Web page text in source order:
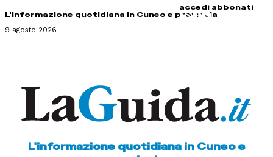
accedi abbonati
L'informazione quotidiana in Cuneo e provincia
9 agosto 2026
L'informazione quotidiana in Cuneo e